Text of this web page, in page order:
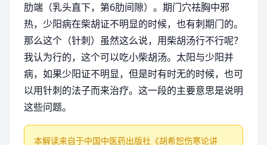
肋端（乳头直下，第6肋间隙）。期门穴祛胸中邪
热，少阳病在柴胡证不明显的时候，也有刺期门的。
那么这个（针刺）虽然这么说，用柴胡汤行不行呢？
我认为行的，这个可以吃小柴胡汤。太阳与少阳并
病，如果少阳证不明显，但是时有时无的时候，也可
以用针刺的法子而来治疗。这一段的主要意思是说明
这些问题。
本解读来自于中国中医药出版社《胡希恕伤寒论讲